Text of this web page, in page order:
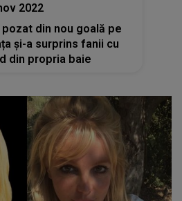
2022
din nou goală pe
și-a surprins fanii cu
din propria baie